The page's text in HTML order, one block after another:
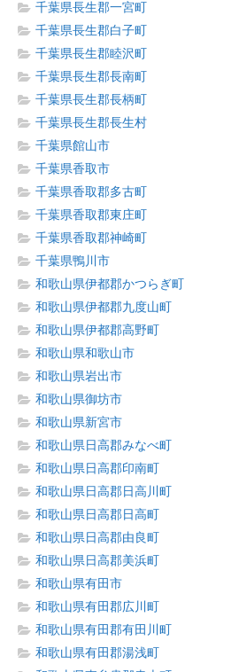
千葉県長生郡一宮町
千葉県長生郡白子町
千葉県長生郡睦沢町
千葉県長生郡長南町
千葉県長生郡長柄町
千葉県長生郡長生村
千葉県館山市
千葉県香取市
千葉県香取郡多古町
千葉県香取郡東庄町
千葉県香取郡神崎町
千葉県鴨川市
和歌山県伊都郡かつらぎ町
和歌山県伊都郡九度山町
和歌山県伊都郡高野町
和歌山県和歌山市
和歌山県岩出市
和歌山県御坊市
和歌山県新宮市
和歌山県日高郡みなべ町
和歌山県日高郡印南町
和歌山県日高郡日高川町
和歌山県日高郡日高町
和歌山県日高郡由良町
和歌山県日高郡美浜町
和歌山県有田市
和歌山県有田郡広川町
和歌山県有田郡有田川町
和歌山県有田郡湯浅町